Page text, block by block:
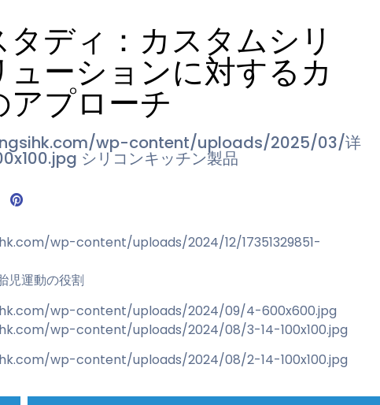
ディ：カスタムシリ
ューションに対するカ
アプローチ
wp-content/uploads/2025/03/详
シリコンキッチン製品
wp-content/uploads/2024/12/17351329851-
児運動の役割
wp-content/uploads/2024/09/4-600x600.jpg
wp-content/uploads/2024/08/3-14-100x100.jpg
wp-content/uploads/2024/08/2-14-100x100.jpg